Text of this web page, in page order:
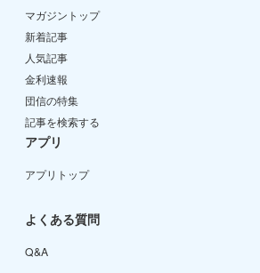
マガジントップ
新着記事
人気記事
金利速報
団信の特集
記事を検索する
アプリ
アプリトップ
よくある質問
Q&A